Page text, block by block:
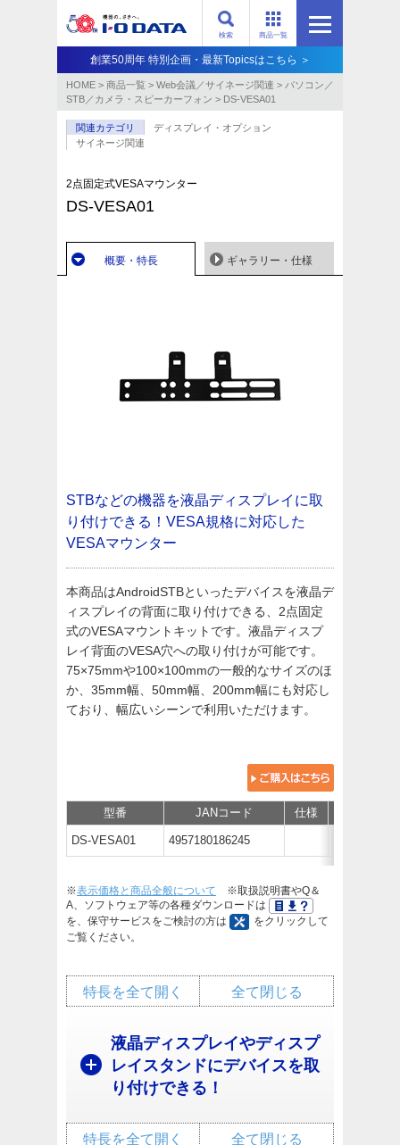
商品一覧
検索
創業50周年 特別企画・最新Topicsはこちら ＞
HOME > 商品一覧 > Web会議／サイネージ関連 > パソコン／
STB／カメラ・スピーカーフォン > DS-VESA01
関連カテゴリ
ディスプレイ・オプション
サイネージ関連
2点固定式VESAマウンター
DS-VESA01
概要・特長 ギャラリー・仕様
STBなどの機器を液晶ディスプレイに取
り付けできる！VESA規格に対応した
VESAマウンター
本商品はAndroidSTBといったデバイスを液晶デ
ィスプレイの背面に取り付けできる、2点固定
式のVESAマウントキットです。液晶ディスプ
レイ背面のVESA穴への取り付けが可能です。
75×75mmや100×100mmの一般的なサイズのほ
か、35mm幅、50mm幅、200mm幅にも対応し
ており、幅広いシーンで利用いただけます。
型番 JANコード 仕様
DS-VESA01 4957180186245
※表示価格と商品全般について ※取扱説明書やQ＆
A、ソフトウェア等の各種ダウンロードは
を、保守サービスをご検討の方は
をクリックして
ご覧ください。
全て閉じる
特長を全て開く
液晶ディスプレイやディスプ
レイスタンドにデバイスを取
り付けできる！
全て閉じる
特長を全て開く